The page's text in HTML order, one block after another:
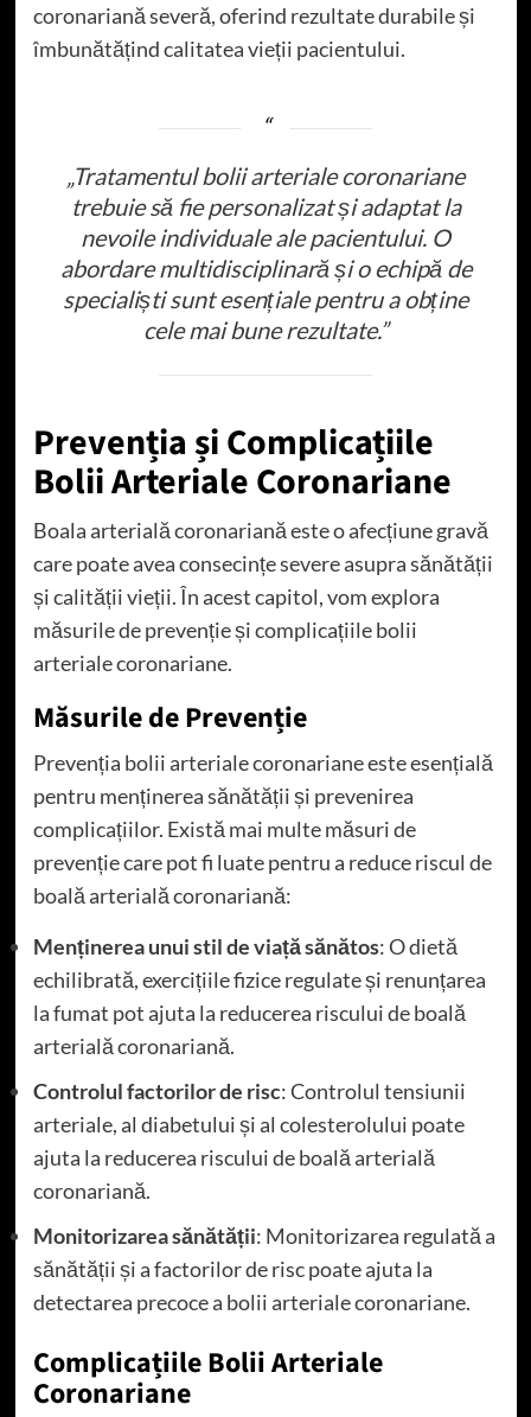
coronariană severă, oferind rezultate durabile și
îmbunătățind calitatea vieții pacientului.
„Tratamentul bolii arteriale coronariane
trebuie să fie personalizat și adaptat la
nevoile individuale ale pacientului. O
abordare multidisciplinară și o echipă de
specialiști sunt esențiale pentru a obține
cele mai bune rezultate.”
Prevenția și Complicațiile
Bolii Arteriale Coronariane
Boala arterială coronariană este o afecțiune gravă
care poate avea consecințe severe asupra sănătății
și calității vieții. În acest capitol, vom explora
măsurile de prevenție și complicațiile bolii
arteriale coronariane.
Măsurile de Prevenție
Prevenția bolii arteriale coronariane este esențială
pentru menținerea sănătății și prevenirea
complicațiilor. Există mai multe măsuri de
prevenție care pot fi luate pentru a reduce riscul de
boală arterială coronariană:
Menținerea unui stil de viață sănătos: O dietă
echilibrată, exercițiile fizice regulate și renunțarea
la fumat pot ajuta la reducerea riscului de boală
arterială coronariană.
Controlul factorilor de risc: Controlul tensiunii
arteriale, al diabetului și al colesterolului poate
ajuta la reducerea riscului de boală arterială
coronariană.
Monitorizarea sănătății: Monitorizarea regulată a
sănătății și a factorilor de risc poate ajuta la
detectarea precoce a bolii arteriale coronariane.
Complicațiile Bolii Arteriale
Coronariane